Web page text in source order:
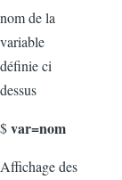
nom de la
variable
définie ci
dessus
$var=nom
Affichage des